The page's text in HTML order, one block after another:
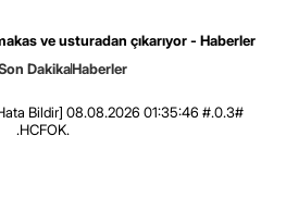
ve usturadan çıkarıyor - Haberler
DakikaHaberler
Bildir] 08.08.2026 01:35:46 #.0.3#
.HCFOK.